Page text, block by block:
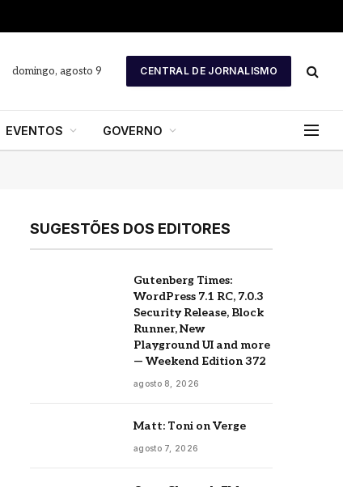
domingo, agosto 9 CENTRAL DE JORNALISMO
EVENTOS GOVERNO
SUGESTÕES DOS EDITORES
Gutenberg Times:
WordPress 7.1 RC, 7.0.3
Security Release, Block
Runner, New
Playground UI and more
— Weekend Edition 372
agosto 8, 2026
Matt: Toni on Verge
agosto 7, 2026